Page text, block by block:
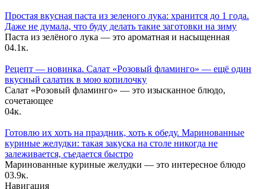
Простая вкусная паста из зеленого лука: хранится до 1 года.
Даже не думала, что буду делать такие заготовки на зиму
Паста из зелёного лука — это ароматная и насыщенная
04.1к.
Рецепт — новинка. Салат «Розовый фламинго» — ещё один
вкусный салатик в мою копилочку
Салат «Розовый фламинго» — это изысканное блюдо,
сочетающее
04к.
Готовлю их хоть на праздник, хоть к обеду. Маринованные
куриные желудки: такая закуска на столе никогда не
залеживается, съедается быстро
Маринованные куриные желудки — это интересное блюдо
03.9к.
Навигация